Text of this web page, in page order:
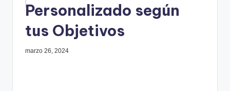
Personalizado según
tus Objetivos
marzo 26, 2024